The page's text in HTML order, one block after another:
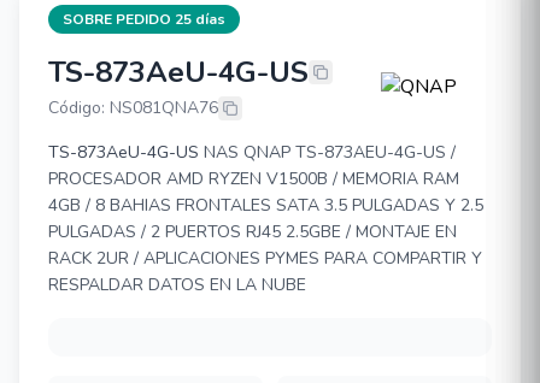
SOBRE PEDIDO 25 días
QNAP TS-873AeU-4G-US
TS-873AeU-4G-US
Código: NS081QNA76
TS-873AeU-4G-US NAS QNAP TS-873AEU-4G-US /
PROCESADOR AMD RYZEN V1500B / MEMORIA RAM
4GB / 8 BAHIAS FRONTALES SATA 3.5 PULGADAS Y 2.5
PULGADAS / 2 PUERTOS RJ45 2.5GBE / MONTAJE EN
RACK 2UR / APLICACIONES PYMES PARA COMPARTIR Y
RESPALDAR DATOS EN LA NUBE